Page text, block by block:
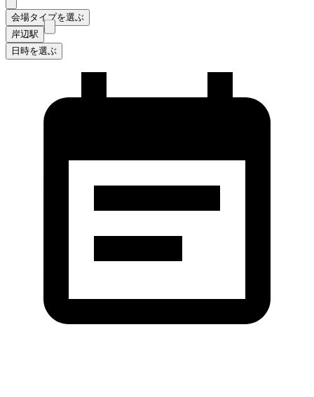
会場タイプを選ぶ
岸辺駅
日時を選ぶ